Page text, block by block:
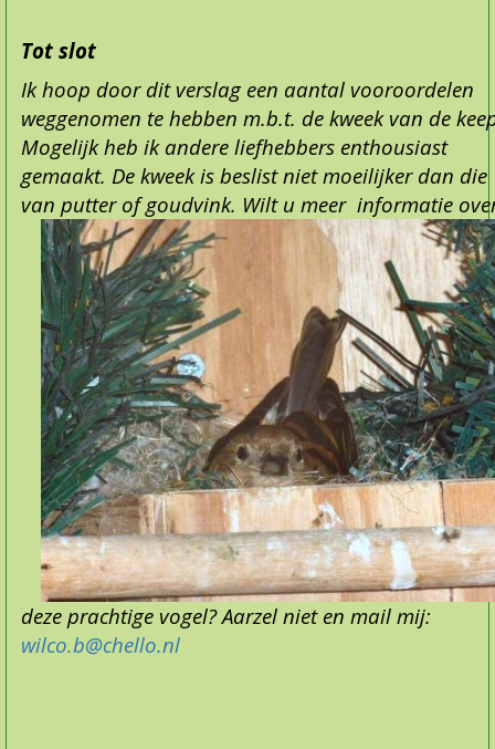
Tot slot
Ik hoop door dit verslag een aantal vooroordelen
weggenomen te hebben m.b.t. de kweek van de
Mogelijk heb ik andere liefhebbers enthousiast
gemaakt. De kweek is beslist niet moeilijker dan die
van putter ofgoudvink. Wilt u meer informatie
deze prachtige vogel? Aarzel niet en mail mij:
wilco.b@chello.nl